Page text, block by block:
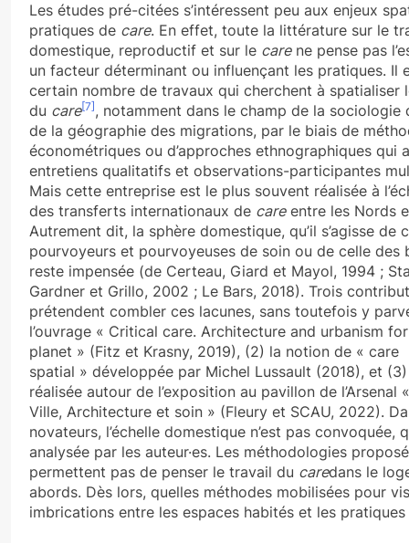
Les études pré-citées s’intéressent peu aux enjeux
pratiques de care. En effet, toute la littérature sur le
domestique, reproductif et sur le carene pense pas
un facteur déterminant ou influençant les pratiques. Il
certain nombre de travaux qui cherchent à spatialiser
du care[7] , notamment dans le champ de la sociologie
de la géographie des migrations, par le biais de
économétriques ou d’approches ethnographiques qui
entretiens qualitatifs et observations-participantes
Mais cette entreprise est le plus souvent réalisée à
des transferts internationaux de careentre les Nords
Autrement dit, la sphère domestique, qu’il s’agisse de
pourvoyeurs et pourvoyeuses de soin ou de celle des
reste impensée (de Certeau, Giard et Mayol, 1994 ;
Gardner et Grillo, 2002 ; Le Bars, 2018). Trois
prétendent combler ces lacunes, sans toutefois y
l’ouvrage « Critical care. Architecture and urbanism
planet » (Fitz et Krasny, 2019), (2) la notion de « care
spatial » développée par Michel Lussault (2018), et
réalisée autour de l’exposition au pavillon de l’Arsenal
Ville, Architecture et soin » (Fleury et SCAU, 2022).
novateurs, l’échelle domestique n’est pas convoquée,
analysée par les auteur·es. Les méthodologies
permettent pas de penser le travail du caredans le
abords. Dès lors, quelles méthodes mobilisées pour
imbrications entre les espaces habités et les